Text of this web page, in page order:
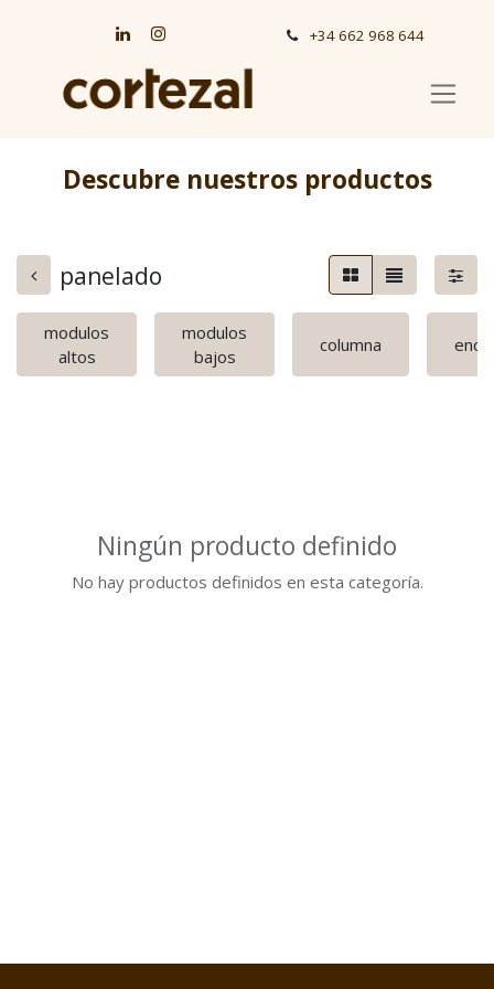
+34 662 968 644
Descubre nuestros productos
panelado
modulos
altos
modulos
bajos
columna
Ningún producto definido
No hay productos definidos en esta categoría.